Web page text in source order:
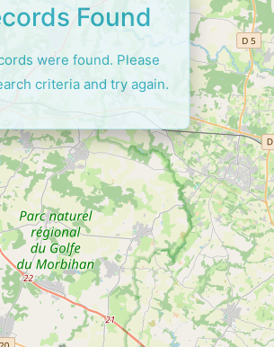
Found
were found. Please
criteria and try again.